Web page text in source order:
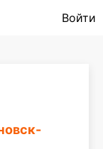
Войти